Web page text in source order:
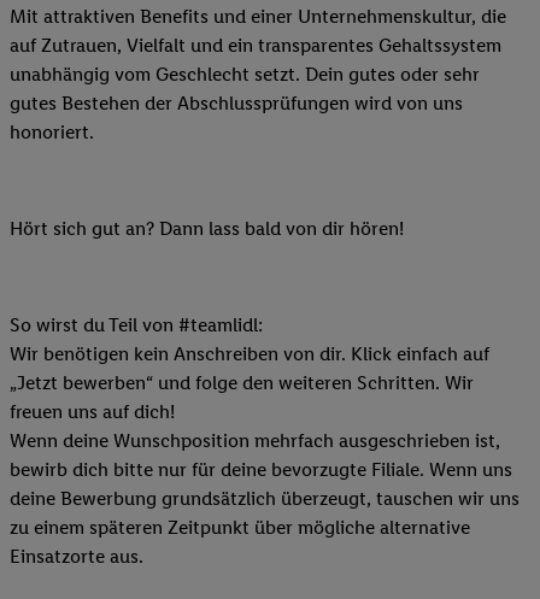
Mit attraktiven Benefits und einer Unternehmenskultur, die
auf Zutrauen, Vielfalt und ein transparentes Gehaltssystem
unabhängig vom Geschlecht setzt. Dein gutes oder sehr
gutes Bestehen der Abschlussprüfungen wird von uns
honoriert.
Hört sich gut an? Dann lass bald von dir hören!
So wirst du Teil von #teamlidl:
Wir benötigen kein Anschreiben von dir. Klick einfach auf
„Jetzt bewerben“ und folge den weiteren Schritten. Wir
freuen uns auf dich!
Wenn deine Wunschposition mehrfach ausgeschrieben ist,
bewirb dich bitte nur für deine bevorzugte Filiale. Wenn uns
deine Bewerbung grundsätzlich überzeugt, tauschen wir uns
zu einem späteren Zeitpunkt über mögliche alternative
Einsatzorte aus.